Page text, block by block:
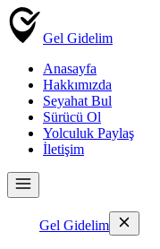
Gel Gidelim
Anasayfa
Hakkımızda
Seyahat Bul
Sürücü Ol
Yolculuk Paylaş
İletişim
Gel Gidelim